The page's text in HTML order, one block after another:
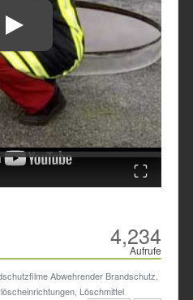
Fullscreen
4,234
Aufrufe
Abwehrender Brandschutz,
Löschmittel